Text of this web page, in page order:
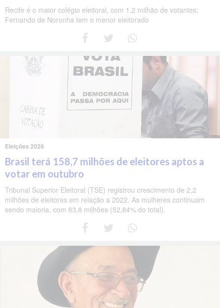
Recife é o maior colégio eleitoral, com 1,2 milhão de votantes;
Fernando de Noronha tem o menor eleitorado
Eleições 2026
Brasil terá 158,7 milhões de eleitores aptos a
votar em outubro
Tribunal Superior Eleitoral (TSE) registrou crescimento de 2,2
milhões de eleitores em relação a 2022. As mulheres continuam
sendo maioria, com 83,8 milhões (52,84% do total).